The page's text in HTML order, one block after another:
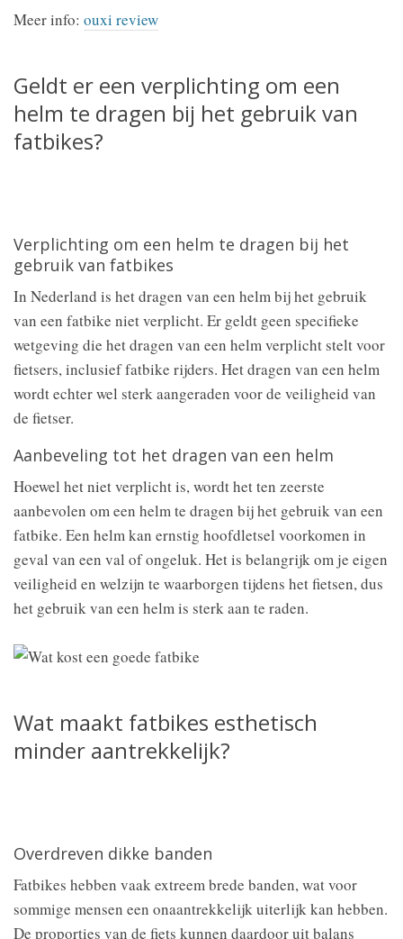
Meer info: ouxi review
Geldt er een verplichting om een
helm te dragen bij het gebruik van
fatbikes?
Verplichting om een helm te dragen bij het
gebruik van fatbikes
In Nederland is het dragen van een helm bij het gebruik
van een fatbike niet verplicht. Er geldt geen specifieke
wetgeving die het dragen van een helm verplicht stelt voor
fietsers, inclusief fatbike rijders. Het dragen van een helm
wordt echter wel sterk aangeraden voor de veiligheid van
de fietser.
Aanbeveling tot het dragen van een helm
Hoewel het niet verplicht is, wordt het ten zeerste
aanbevolen om een helm te dragen bij het gebruik van een
fatbike. Een helm kan ernstig hoofdletsel voorkomen in
geval van een val of ongeluk. Het is belangrijk om je eigen
veiligheid en welzijn te waarborgen tijdens het fietsen, dus
het gebruik van een helm is sterk aan te raden.
Wat maakt fatbikes esthetisch
minder aantrekkelijk?
Overdreven dikke banden
Fatbikes hebben vaak extreem brede banden, wat voor
sommige mensen een onaantrekkelijk uiterlijk kan hebben.
De proporties van de fiets kunnen daardoor uit balans